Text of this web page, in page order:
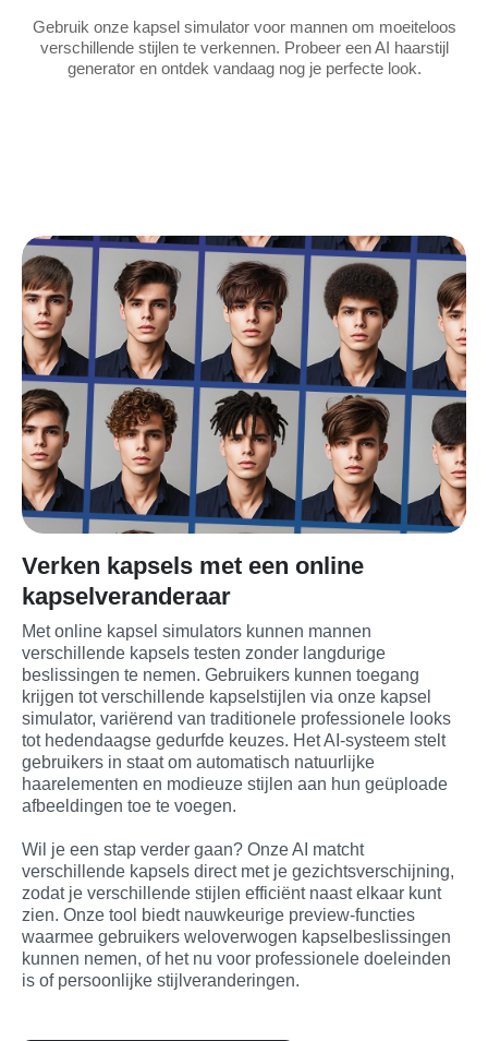
Gebruik onze kapsel simulator voor mannen om moeiteloos
verschillende stijlen te verkennen. Probeer een AI haarstijl
generator en ontdek vandaag nog je perfecte look.
Verken kapsels met een online
kapselveranderaar
Met online kapsel simulators kunnen mannen
verschillende kapsels testen zonder langdurige
beslissingen te nemen. Gebruikers kunnen toegang
krijgen tot verschillende kapselstijlen via onze kapsel
simulator, variërend van traditionele professionele looks
tot hedendaagse gedurfde keuzes. Het AI-systeem stelt
gebruikers in staat om automatisch natuurlijke
haarelementen en modieuze stijlen aan hun geüploade
afbeeldingen toe te voegen.
Wil je een stap verder gaan? Onze AI matcht
verschillende kapsels direct met je gezichtsverschijning,
zodat je verschillende stijlen efficiënt naast elkaar kunt
zien. Onze tool biedt nauwkeurige preview-functies
waarmee gebruikers weloverwogen kapselbeslissingen
kunnen nemen, of het nu voor professionele doeleinden
is of persoonlijke stijlveranderingen.